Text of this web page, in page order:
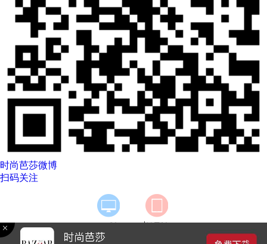
时尚芭莎微博
扫码关注
|